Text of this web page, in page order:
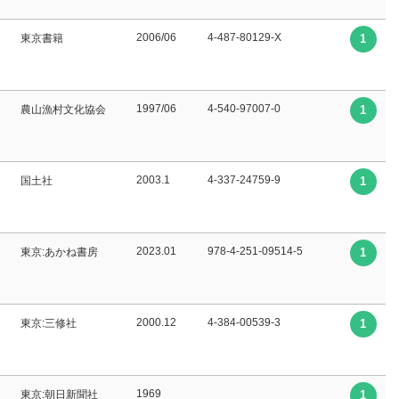
東京書籍 2006/06 4-487-80129-X 1
農山漁村文化協会 1997/06 4-540-97007-0 1
国土社 2003.1 4-337-24759-9 1
東京:あかね書房 2023.01 978-4-251-09514-5 1
東京:三修社 2000.12 4-384-00539-3 1
東京:朝日新聞社 1969 1